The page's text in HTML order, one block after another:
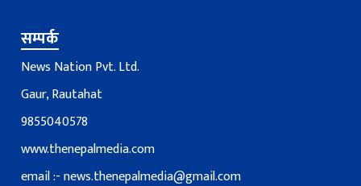
सम्पर्क
News Nation Pvt. Ltd.
Gaur, Rautahat
9855040578
www.thenepalmedia.com
email :-news.thenepalmedia@gmail.com